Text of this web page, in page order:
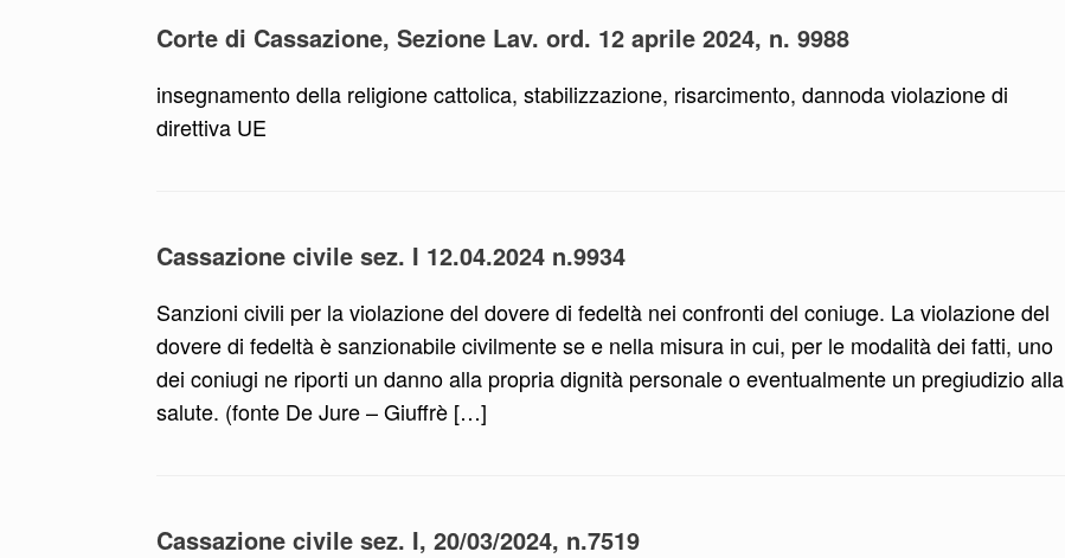
Corte di Cassazione, Sezione Lav. ord. 12 aprile 2024, n. 9988
insegnamento della religione cattolica, stabilizzazione, risarcimento, dannoda violazione di
direttiva UE
Cassazione civile sez. I 12.04.2024 n.9934
Sanzioni civili per la violazione del dovere di fedeltà nei confronti del coniuge. La violazione del
dovere di fedeltà è sanzionabile civilmente se e nella misura in cui, per le modalità dei fatti, uno
dei coniugi ne riporti un danno alla propria dignità personale o eventualmente un pregiudizio alla
salute. (fonte De Jure – Giuffrè […]
Cassazione civile sez. I, 20/03/2024, n.7519